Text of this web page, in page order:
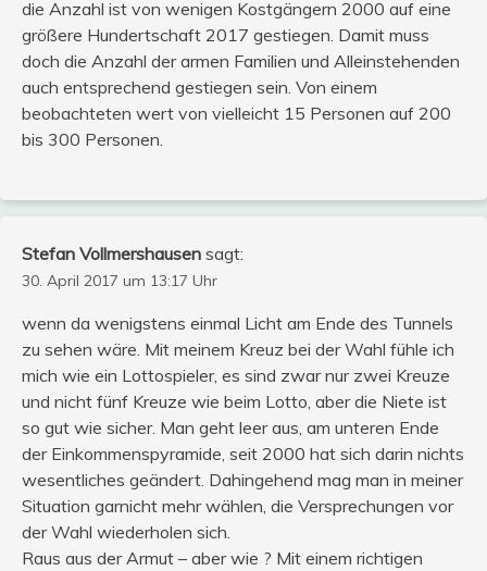
die Anzahl ist von wenigen Kostgängern 2000 auf eine
größere Hundertschaft 2017 gestiegen. Damit muss
doch die Anzahl der armen Familien und Alleinstehenden
auch entsprechend gestiegen sein. Von einem
beobachteten wert von vielleicht 15 Personen auf 200
bis 300 Personen.
Stefan Vollmershausen sagt:
30. April 2017 um 13:17 Uhr
wenn da wenigstens einmal Licht am Ende des Tunnels
zu sehen wäre. Mit meinem Kreuz bei der Wahl fühle ich
mich wie ein Lottospieler, es sind zwar nur zwei Kreuze
und nicht fünf Kreuze wie beim Lotto, aber die Niete ist
so gut wie sicher. Man geht leer aus, am unteren Ende
der Einkommenspyramide, seit 2000 hat sich darin nichts
wesentliches geändert. Dahingehend mag man in meiner
Situation garnicht mehr wählen, die Versprechungen vor
der Wahl wiederholen sich.
Raus aus der Armut – aber wie ? Mit einem richtigen